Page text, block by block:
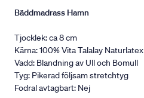
Bäddmadrass Hamn
Tjocklek: ca 8 cm
Kärna: 100% Vita Talalay Naturlatex
Vadd: Blandning av Ull och Bomull
Tyg: Pikerad följsam stretchtyg
Fodral avtagbart: Nej